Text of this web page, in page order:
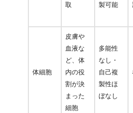
取
製可能
体細胞
皮膚や
血液な
ど、体
内の役
割が決
まった
細胞
多能性
なし・
自己複
製性ほ
ぼなし